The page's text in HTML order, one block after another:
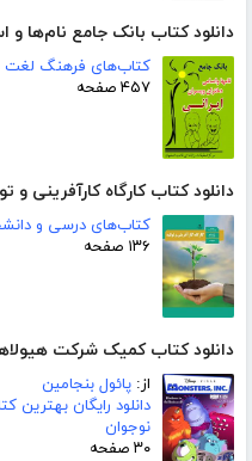
دانلود کتاب بانک جامع نام‌ها و
کتاب‌های فرهنگ لغت
۴۵۷ صفحه
دانلود کتاب کارگاه کارآفرینی و
کتاب‌های درسی و
۱۳۶ صفحه
دانلود کتاب کمیک شرکت
از: پائول بنجامین
دانلود رایگان بهترین
نوجوان
۳۰ صفحه